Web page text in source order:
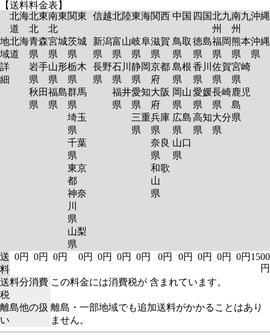
【送料料金表】
北海
道
北東
北
南東
北
関東 信越北陸東海関西 中国 四国北九
州
南九
州
沖縄
地
域
詳
細
北海
道
青森
県
岩手
県
秋田
県
宮城
県
山形
県
福島
県
茨城
県
栃木
県
群馬
県
埼玉
県
千葉
県
東京
都
神奈
川
県
山梨
県
新潟
県
長野
県
富山
県
石川
県
福井
県
岐阜
県
静岡
県
愛知
県
三重
県
滋賀
県
京都
府
大阪
府
兵庫
県
奈良
県
和歌
山
県
鳥取
県
島根
県
岡山
県
広島
県
山口
県
徳島
県
香川
県
愛媛
県
高知
県
福岡
県
佐賀
県
長崎
県
大分
県
熊本
県
宮崎
県
鹿児
島
県
沖縄
県
送
料
0円 0円 0円 0円 0円 0円 0円 0円 0円 0円 0円 0円 1500
円
送料分消費
税
この料金には消費税が 含まれています。
離島他の扱
い
離島・一部地域でも追加送料がかかることはあり
ません。